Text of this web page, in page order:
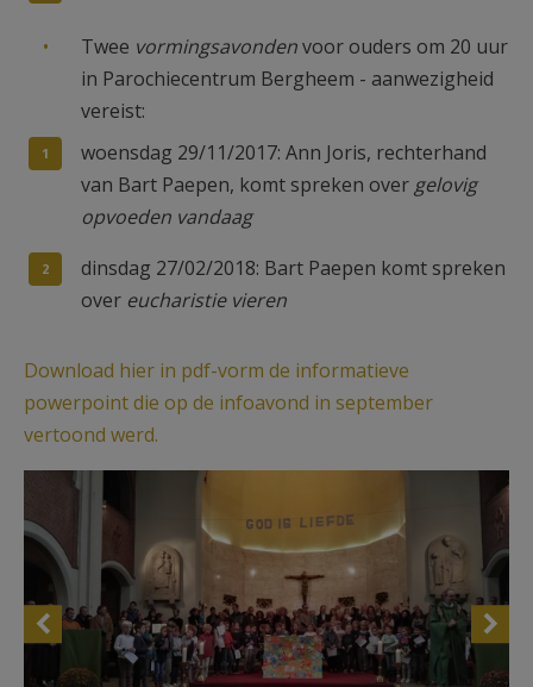
Twee vormingsavondenvoor ouders om 20 uur
in Parochiecentrum Bergheem - aanwezigheid
vereist:
woensdag 29/11/2017: Ann Joris, rechterhand
van Bart Paepen, komt spreken over gelovig
opvoeden vandaag
dinsdag 27/02/2018: Bart Paepen komt spreken
over eucharistie vieren
Download hier in pdf-vorm de informatieve
powerpoint die op de infoavond in september
vertoond werd.